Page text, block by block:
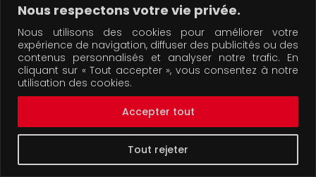
Nous respectons votre vie privée.
Nous utilisons des cookies pour améliorer votre
expérience de navigation, diffuser des publicités ou des
contenus personnalisés et analyser notre trafic. En
cliquant sur « Tout accepter », vous consentez à notre
utilisation des cookies.
Tout rejeter
Accepter tout